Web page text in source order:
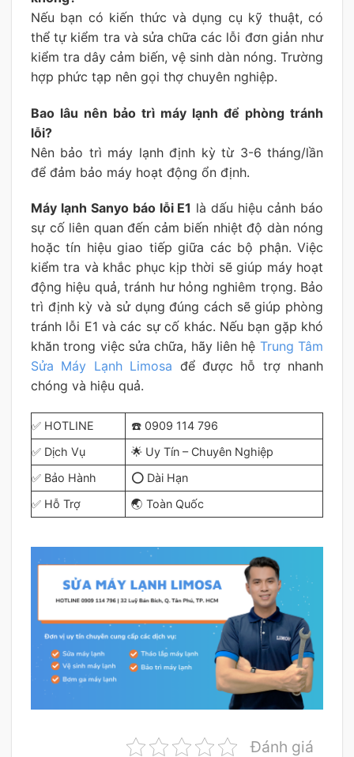
Nếu bạn có kiến thức và dụng cụ kỹ thuật, có
thể tự kiểm tra và sửa chữa các lỗi đơn giản như
kiểm tra dây cảm biến, vệ sinh dàn nóng. Trường
hợp phức tạp nên gọi thợ chuyên nghiệp.
Bao lâu nên bảo trì máy lạnh để phòng tránh
lỗi?
Nên bảo trì máy lạnh định kỳ từ 3-6 tháng/lần
để đảm bảo máy hoạt động ổn định.
Máy lạnh Sanyo báo lỗi E1 là dấu hiệu cảnh báo
sự cố liên quan đến cảm biến nhiệt độ dàn nóng
hoặc tín hiệu giao tiếp giữa các bộ phận. Việc
kiểm tra và khắc phục kịp thời sẽ giúp máy hoạt
động hiệu quả, tránh hư hỏng nghiêm trọng. Bảo
trì định kỳ và sử dụng đúng cách sẽ giúp phòng
tránh lỗi E1 và các sự cố khác. Nếu bạn gặp khó
khăn trong việc sửa chữa, hãy liên hệ Trung Tâm
Sửa Máy Lạnh Limosa để được hỗ trợ nhanh
chóng và hiệu quả.
✅ HOTLINE
☎️ 0909 114 796
✅ Dịch Vụ
🌟 Uy Tín – Chuyên Nghiệp
✅ Bảo Hành
⭕ Dài Hạn
✅ Hỗ Trợ
🌏 Toàn Quốc
Đánh giá